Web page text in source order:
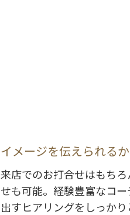
イメージを伝えられるか
来店でのお打合せはもち
せも可能。経験豊富なコ
出すヒアリングをしっか